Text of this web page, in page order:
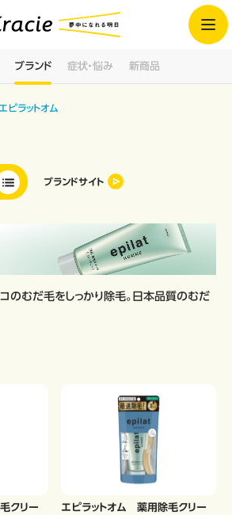
ブランド 症状・悩み 新商品
エピラットオム
ブランドサイト
コのむだ毛をしっかり除毛。日本品質のむだ
クリー
エピラットオム 薬用除毛クリー